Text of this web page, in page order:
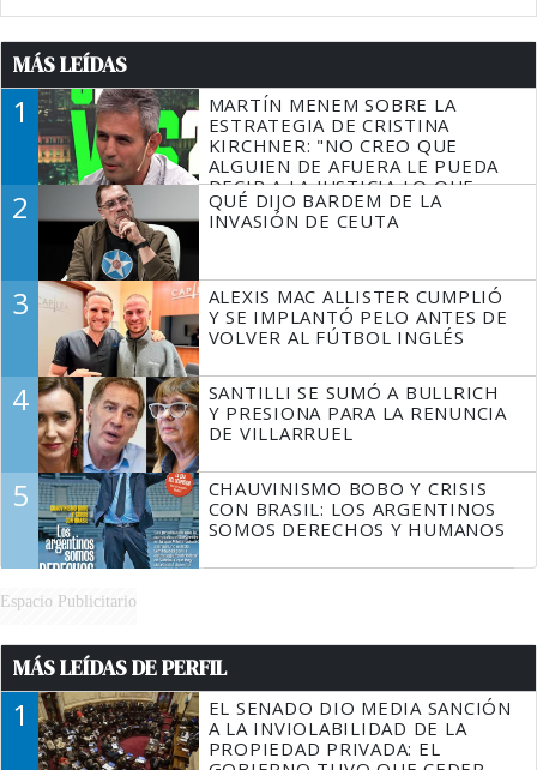
MÁS LEÍDAS
1
MARTÍN MENEM SOBRE LA
ESTRATEGIA DE CRISTINA
KIRCHNER: "NO CREO QUE
ALGUIEN DE AFUERA LE PUEDA
DECIR A LA JUSTICIA LO QUE
TIENE QUE HACER"
2
QUÉ DIJO BARDEM DE LA
INVASIÓN DE CEUTA
3
ALEXIS MAC ALLISTER CUMPLIÓ
Y SE IMPLANTÓ PELO ANTES DE
VOLVER AL FÚTBOL INGLÉS
4
SANTILLI SE SUMÓ A BULLRICH
Y PRESIONA PARA LA RENUNCIA
DE VILLARRUEL
5
CHAUVINISMO BOBO Y CRISIS
CON BRASIL: LOS ARGENTINOS
SOMOS DERECHOS Y HUMANOS
Espacio Publicitario
MÁS LEÍDAS DE PERFIL
1
EL SENADO DIO MEDIA SANCIÓN
A LA INVIOLABILIDAD DE LA
PROPIEDAD PRIVADA: EL